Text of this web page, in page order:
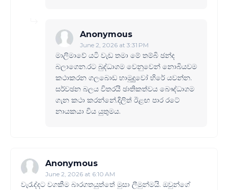
Anonymous
June 2, 2026 at 3:31 PM
මාලිමාවේ යටි වැඩ තමා මේ තම්බි ඡන්ද
බලාගෙන.රට බුද්ධාගම වෙනුවෙන් නොබියවම
කථාකරන ගලබොඩ හාමුදුුවෝ හිරේ යවන්න.
සර්වඡන බලය විතරයි ඡාතිකත්වය බෞද්ධාගම
ගැන කථා කරන්නේ.දිලිත් ඊළඟ පාර රටේ
නායකයා විය යුතුමය.
Anonymous
June 2, 2026 at 6:10 AM
වැරැද්දට වගකීම බාරගතයුත්තේ මුසා ලීමුන්මයි. ඔවුන්ගේ